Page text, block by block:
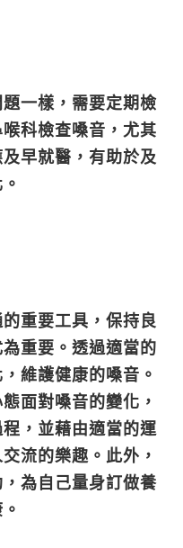
一樣，需要定期檢
科檢查嗓音，尤其
早就醫，有助於及
重要工具，保持良
重要。透過適當的
維護健康的嗓音。
面對嗓音的變化，
，並藉由適當的運
流的樂趣。此外，
為自己量身訂做養